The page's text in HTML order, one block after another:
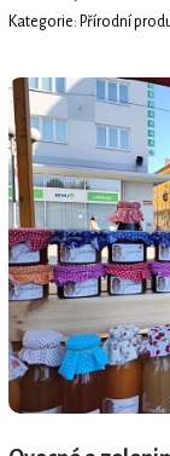
Kategorie: Přírodní